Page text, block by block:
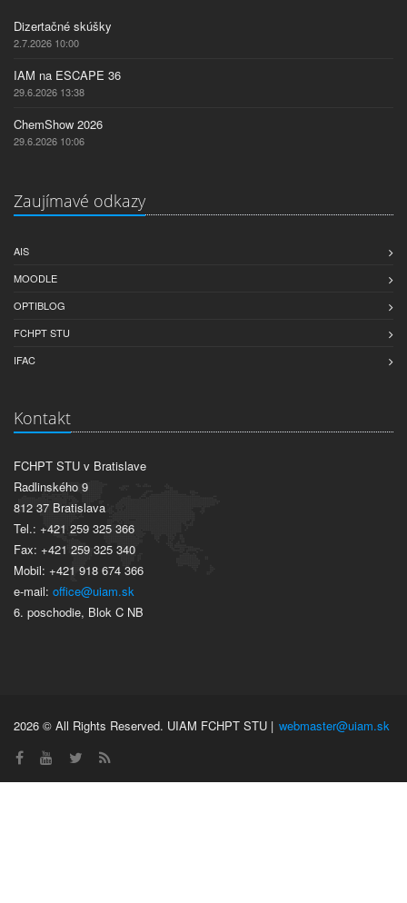
Dizertačné skúšky
2.7.2026 10:00
IAM na ESCAPE 36
29.6.2026 13:38
ChemShow 2026
29.6.2026 10:06
Zaujímavé odkazy
AIS
MOODLE
OPTIBLOG
FCHPT STU
IFAC
Kontakt
FCHPT STU v Bratislave
Radlinského 9
812 37 Bratislava
Tel.: +421 259 325 366
Fax: +421 259 325 340
Mobil: +421 918 674 366
e-mail: office@uiam.sk
6. poschodie, Blok C NB
2026 © All Rights Reserved. UIAM FCHPT STU | webmaster@uiam.sk